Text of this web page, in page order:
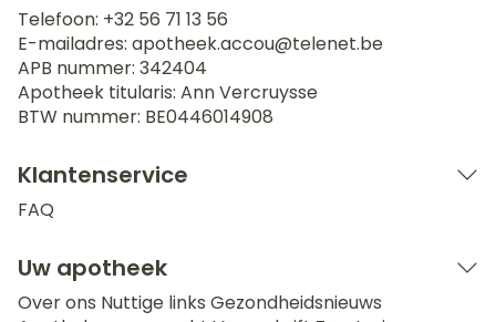
Telefoon: +32 56 71 13 56
E-mailadres: apotheek.accou@telenet.be
APB nummer: 342404
Apotheek titularis: Ann Vercruysse
BTW nummer: BE0446014908
Klantenservice
FAQ
Uw apotheek
Over ons Nuttige links Gezondheidsnieuws